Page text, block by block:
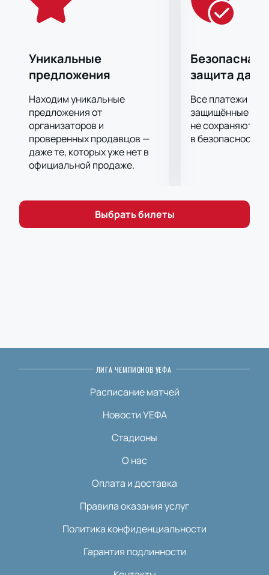
Уникальные
предложения
Находим уникальные
предложения от
организаторов и
проверенных продавцов —
даже те, которых уже нет в
официальной продаже.
Безопасная
защита
Все платежи
защищённые
не сохраняются
в безопасности.
Выбрать билеты
ЛИГА ЧЕМПИОНОВ УЕФА
Расписание матчей
Новости УЕФА
Стадионы
О нас
Оплата и доставка
Правила оказания услуг
Политика конфиденциальности
Гарантия подлинности